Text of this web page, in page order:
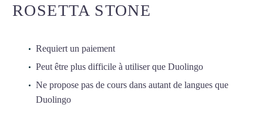
ROSETTA STONE
Requiert un paiement
Peut être plus difficile à utiliser que Duolingo
Ne propose pas de cours dans autant de langues que
Duolingo